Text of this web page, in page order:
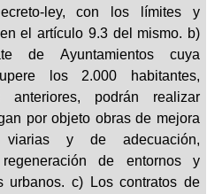
ley, con los límites y
el artículo 9.3 del mismo. b)
de Ayuntamientos cuya
los 2.000 habitantes,
podrán realizar
por objeto obras de mejora
y de adecuación,
de entornos y
urbanos. c) Los contratos de